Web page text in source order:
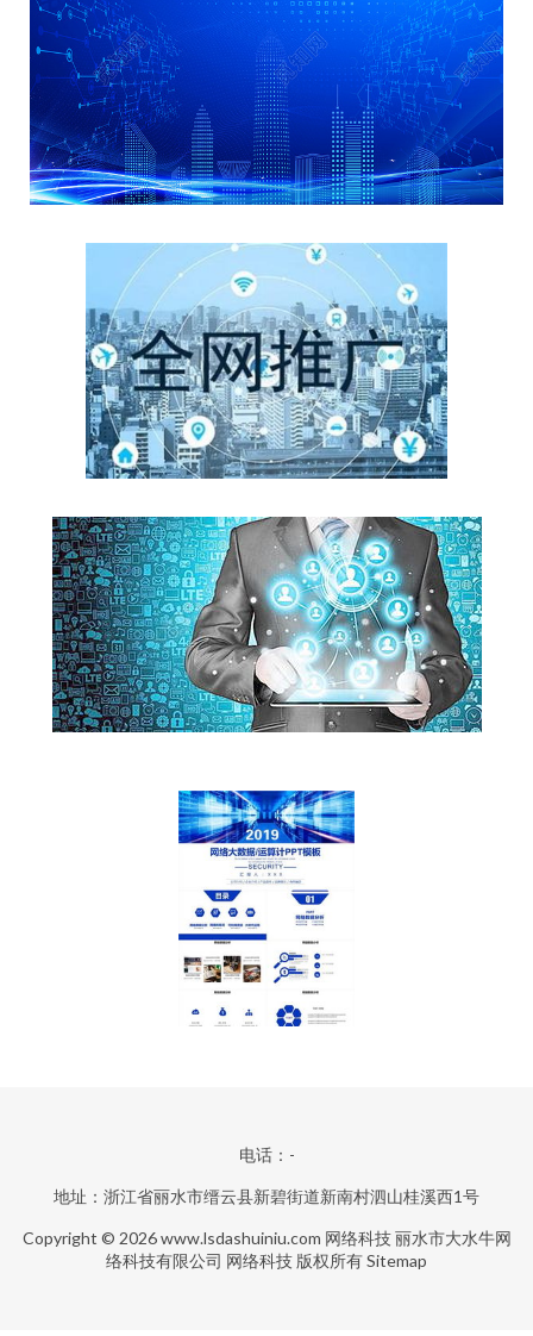
电话：-
地址：浙江省丽水市缙云县新碧街道新南村泗山桂溪西1号
Copyright © 2026www.lsdashuiniu.com 网络科技 丽水市大水牛网
络科技有限公司 网络科技 版权所有Sitemap